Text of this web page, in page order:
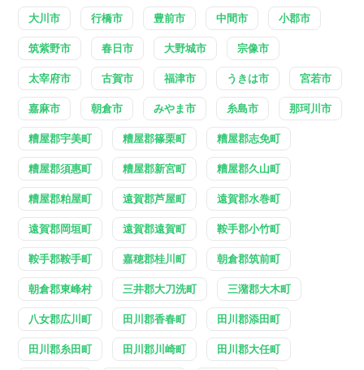
大川市 行橋市 豊前市 中間市 小郡市
筑紫野市 春日市 大野城市 宗像市
太宰府市 古賀市 福津市 うきは市 宮若市
嘉麻市 朝倉市 みやま市 糸島市 那珂川市
糟屋郡宇美町 糟屋郡篠栗町 糟屋郡志免町
糟屋郡須惠町 糟屋郡新宮町 糟屋郡久山町
糟屋郡粕屋町 遠賀郡芦屋町 遠賀郡水巻町
遠賀郡岡垣町 遠賀郡遠賀町 鞍手郡小竹町
鞍手郡鞍手町 嘉穂郡桂川町 朝倉郡筑前町
朝倉郡東峰村 三井郡大刀洗町 三潴郡大木町
八女郡広川町 田川郡香春町 田川郡添田町
田川郡糸田町 田川郡川崎町 田川郡大任町